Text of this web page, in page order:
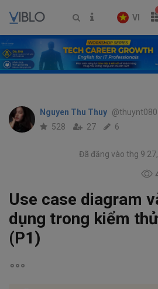
VI
Nguyen Thu Thuy
528 27 6
Đã đăng vào thg 9
Use case diagram
dụng trong kiểm
(P1)